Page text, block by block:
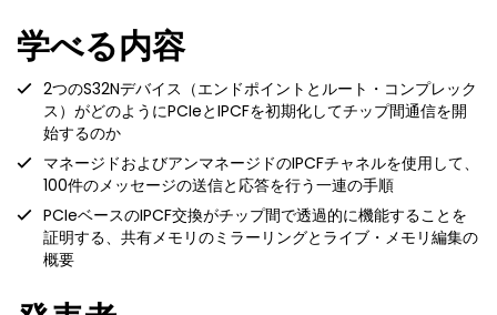
学べる内容
2つのS32Nデバイス（エンドポイントとルート・コンプレック
ス）がどのようにPCIeとIPCFを初期化してチップ間通信を開
始するのか
マネージドおよびアンマネージドのIPCFチャネルを使用して、
100件のメッセージの送信と応答を行う一連の手順
PCIeベースのIPCF交換がチップ間で透過的に機能することを
証明する、共有メモリのミラーリングとライブ・メモリ編集の
概要